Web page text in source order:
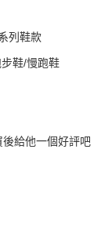
列鞋款
步鞋/慢跑鞋
給他一個好評吧